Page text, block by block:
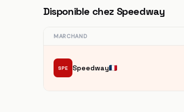
Disponible chez Speedway
MARCHAND
SPE Speedway